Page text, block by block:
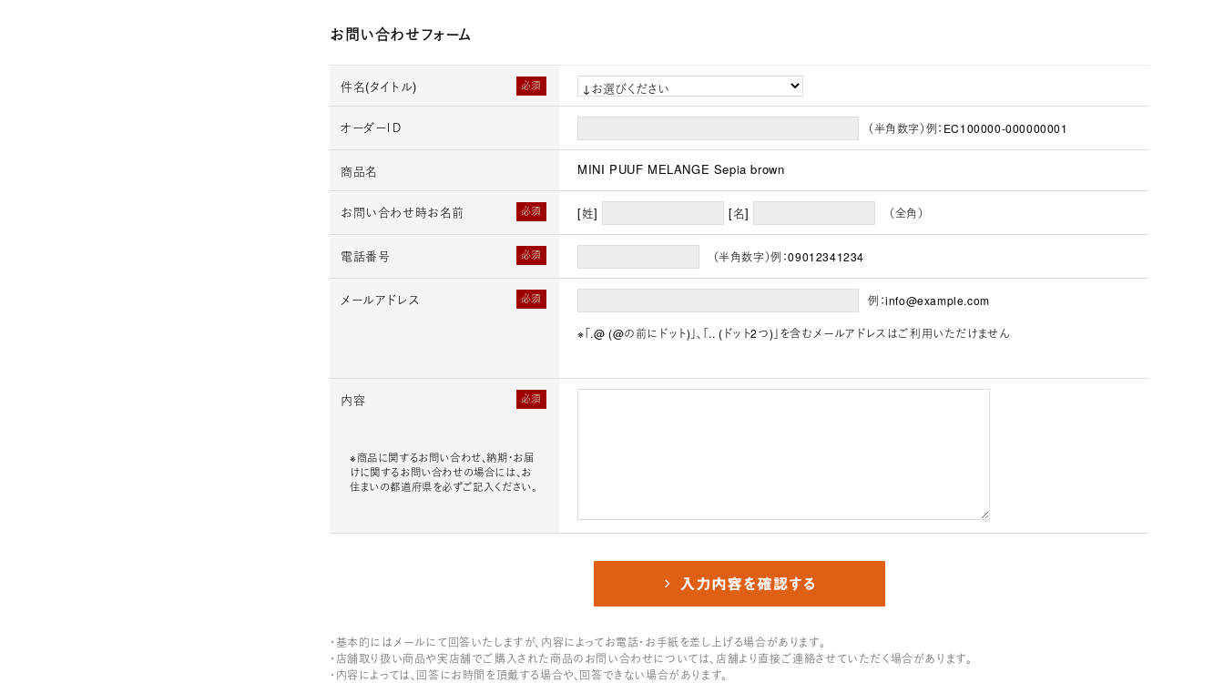
お問い合わせフォーム
必須
件名(タイトル)
オーダーＩＤ （半角数字）例：EC100000-000000001
商品名 MINI PUUF MELANGE Sepia brown
必須
お問い合わせ時お名前 [姓] [名] （全角）
必須
電話番号 （半角数字）例：09012341234
必須
メールアドレス 例：info@example.com
※「.@ (@の前にドット)」、「.. (ドット2つ)」を含むメールアドレスはご利用いただけません
必須
内容
※商品に関するお問い合わせ、納期・お届
けに関するお問い合わせの場合には、お
住まいの都道府県を必ずご記入ください。
・基本的にはメールにて回答いたしますが、内容によってお電話・お手紙を差し上げる場合があります。
・店舗取り扱い商品や実店舗でご購入された商品のお問い合わせについては、店舗より直接ご連絡させていただく場合があります。
・内容によっては、回答にお時間を頂戴する場合や、回答できない場合があります。